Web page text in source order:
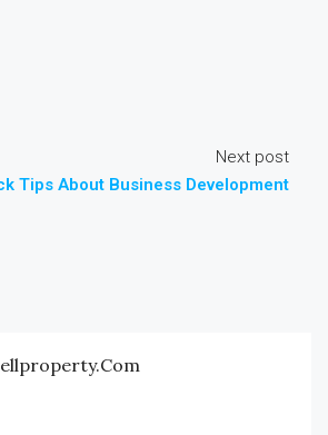
Next post
Tips About Business Development